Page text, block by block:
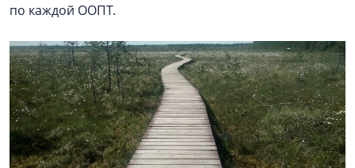
по каждой ООПТ.